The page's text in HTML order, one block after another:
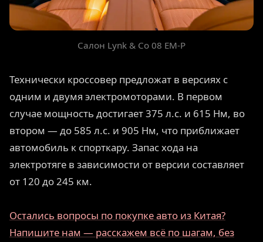
Салон Lynk & Co 08 EM-P
Технически кроссовер предложат в версиях с
одним и двумя электромоторами. В первом
случае мощность достигает 375 л.с. и 615 Нм, во
втором — до 585 л.с. и 905 Нм, что приближает
автомобиль к спорткару. Запас хода на
электротяге в зависимости от версии составляет
от 120 до 245 км.
Остались вопросы по покупке авто из Китая?
Напишите нам — расскажем всё по шагам, без